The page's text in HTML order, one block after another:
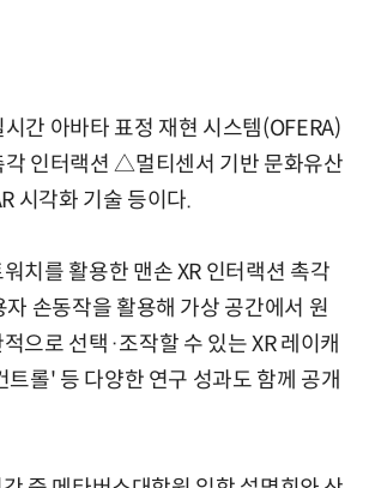
간 아바타 표정 재현 시스템(OFERA)
인터랙션 △멀티센서 기반 문화유산
시각화 기술 등이다.
치를 활용한 맨손 XR 인터랙션 촉각
자 손동작을 활용해 가상 공간에서 원
으로 선택·조작할 수 있는 XR 레이캐
트롤' 등 다양한 연구 성과도 함께 공개